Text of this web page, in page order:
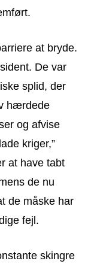
at bryde.
De var
splid, der
hærdede
og afvise
kriger,”
at have tabt
de nu
de måske har
fejl.
skingre